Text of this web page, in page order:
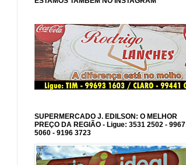
SUPERMERCADO J. EDILSON: O MELHOR
PREÇO DA REGIÃO - Ligue: 3531 2502 - 9967
5060 - 9196 3723